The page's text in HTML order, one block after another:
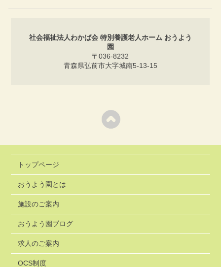
社会福祉法人わかば会 特別養護老人ホーム おうよう
園
〒036-8232
青森県弘前市大字城南5-13-15
トップページ
おうよう園とは
施設のご案内
おうよう園ブログ
求人のご案内
OCS制度